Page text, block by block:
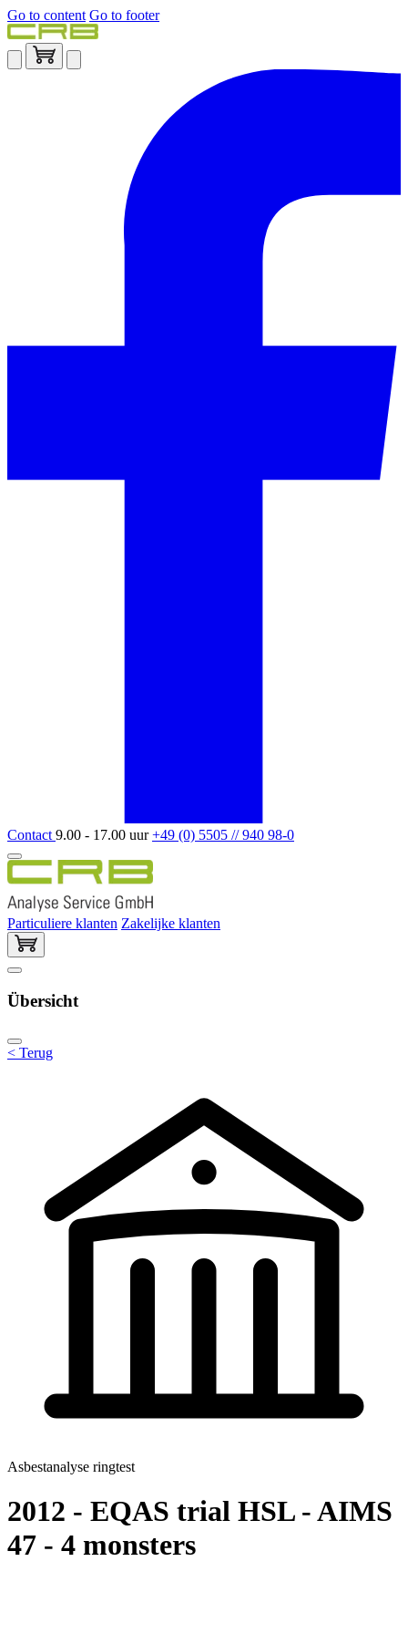
Go to content Go to footer
Contact 9.00 - 17.00 uur+49 (0) 5505 // 940 98-0
Particuliere klanten Zakelijke klanten
Übersicht
< Terug
Asbestanalyse ringtest
2012 - EQAS trial HSL - AIMS
47 - 4 monsters